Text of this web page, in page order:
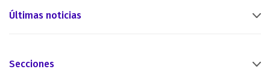
Últimas noticias
Secciones